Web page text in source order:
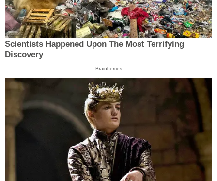
Scientists Happened Upon The Most Terrifying
Discovery
Brainberries